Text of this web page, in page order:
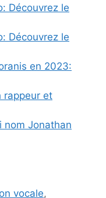
Découvrez le
Découvrez le
en 2023:
rappeur et
nom Jonathan
vocale,